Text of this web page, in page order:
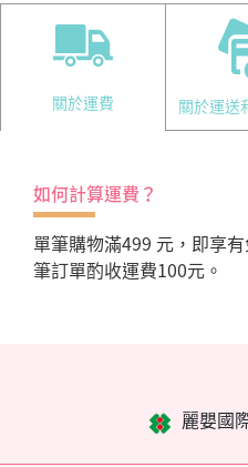
關於運費 關於運送
如何計算運費？
單筆購物滿499 元，即享
筆訂單酌收運費100元。
麗嬰國